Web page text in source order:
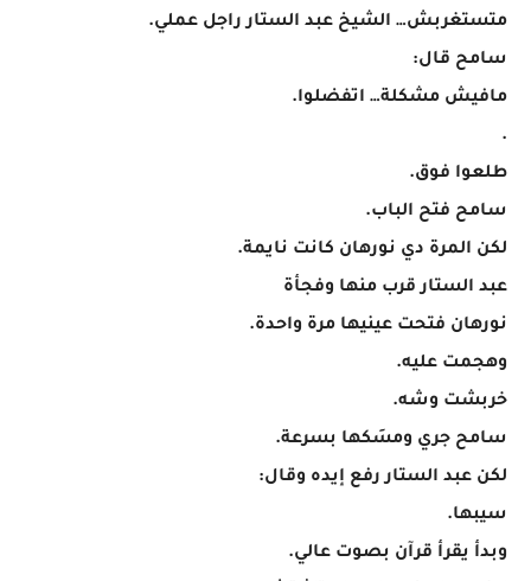
متستغربش… الشيخ عبد الستار راجل عملي.
سامح قال:
مافيش مشكلة… اتفضلوا.
.
طلعوا فوق.
سامح فتح الباب.
لكن المرة دي نورهان كانت نايمة.
عبد الستار قرب منها وفجأة
نورهان فتحت عينيها مرة واحدة.
وهجمت عليه.
خربشت وشه.
سامح جري ومسَكها بسرعة.
لكن عبد الستار رفع إيده وقال:
سيبها.
وبدأ يقرأ قرآن بصوت عالي.